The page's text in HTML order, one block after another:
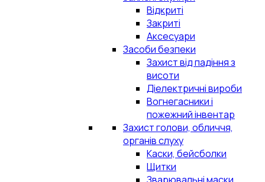
Відкриті
Закриті
Аксесуари
Засоби безпеки
Захист від падіння з
висоти
Діелектричні вироби
Вогнегасники і
пожежний інвентар
Захист голови, обличчя,
органів слуху
Каски, бейсболки
Щитки